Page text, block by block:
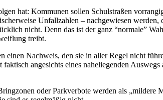
hat: Kommunen sollen Schulstraßen
Unfallzahlen – nachgewiesen werden,
nicht. Denn das ist der ganz “normale”
treibt.
Nachweis, den sie in aller Regel nicht
angesichts eines naheliegenden
oder Parkverbote werden als „mildere